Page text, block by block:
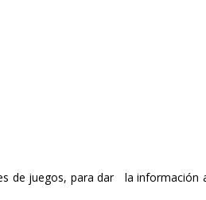
de juegos, para dar la información